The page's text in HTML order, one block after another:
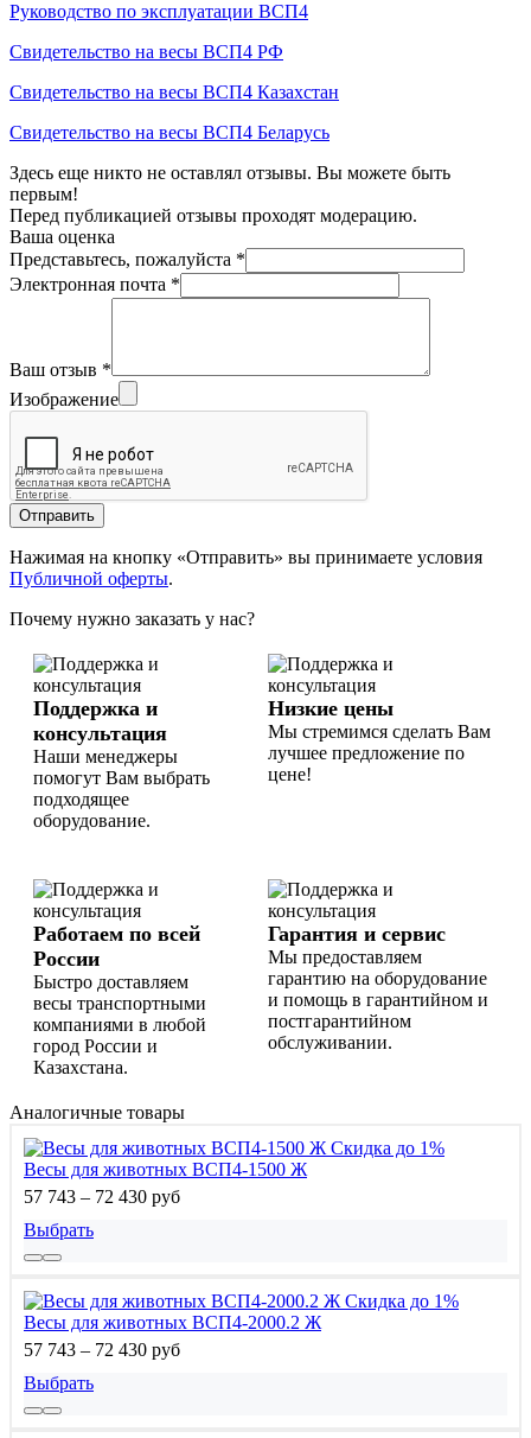
Руководство по эксплуатации ВСП4
Свидетельство на весы ВСП4 РФ
Свидетельство на весы ВСП4 Казахстан
Свидетельство на весы ВСП4 Беларусь
Здесь еще никто не оставлял отзывы. Вы можете быть
первым!
Перед публикацией отзывы проходят модерацию.
Ваша оценка
Представьтесь, пожалуйста *
Электронная почта *
Ваш отзыв *
Изображение
Отправить
Нажимая на кнопку «Отправить» вы принимаете условия
Публичной оферты.
Почему нужно заказать у нас?
Поддержка и
консультация
Наши менеджеры
помогут Вам выбрать
подходящее
оборудование.
Низкие цены
Мы стремимся сделать Вам
лучшее предложение по
цене!
Работаем по всей
России
Быстро доставляем
весы транспортными
компаниями в любой
город России и
Казахстана.
Гарантия и сервис
Мы предоставляем
гарантию на оборудование
и помощь в гарантийном и
постгарантийном
обслуживании.
Аналогичные товары
Скидка до 1%
Весы для животных ВСП4-1500 Ж
57 743 – 72 430 руб
Выбрать
Скидка до 1%
Весы для животных ВСП4-2000.2 Ж
57 743 – 72 430 руб
Выбрать